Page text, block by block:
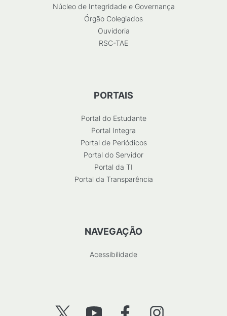
Núcleo de Integridade e Governança
Órgão Colegiados
Ouvidoria
RSC-TAE
PORTAIS
Portal do Estudante
Portal Integra
Portal de Periódicos
Portal do Servidor
Portal da TI
Portal da Transparência
NAVEGAÇÃO
Acessibilidade